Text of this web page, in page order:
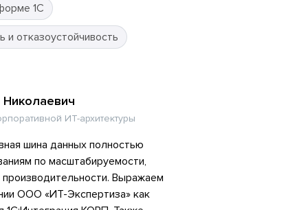
1С
и отказоустойчивость
ИТ-архитектуры
шина данных полностью
по масштабируемости,
производительности. Выражаем
ООО «ИТ-Экспертиза» как